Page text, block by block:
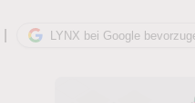
LYNX bei Google